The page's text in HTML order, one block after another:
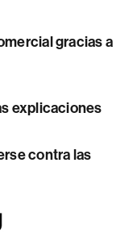
gracias a
explicaciones
contra las